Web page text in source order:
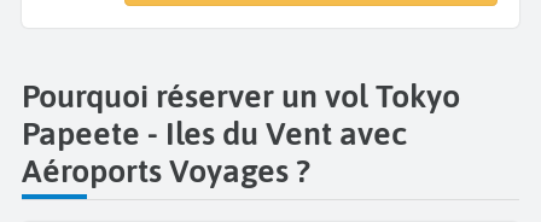
Pourquoi réserver un vol Tokyo
Papeete - Iles du Vent avec
Aéroports Voyages ?